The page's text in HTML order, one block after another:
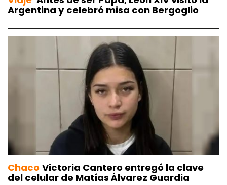
Argentina y celebró misa con Bergoglio
Chaco Victoria Cantero entregó la clave
del celular de Matías Álvarez Guardia